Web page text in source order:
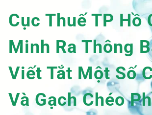
Cục Thuế TP Hồ
Minh Ra Thông
Viết Tắt Một Số
Và Gạch Chéo